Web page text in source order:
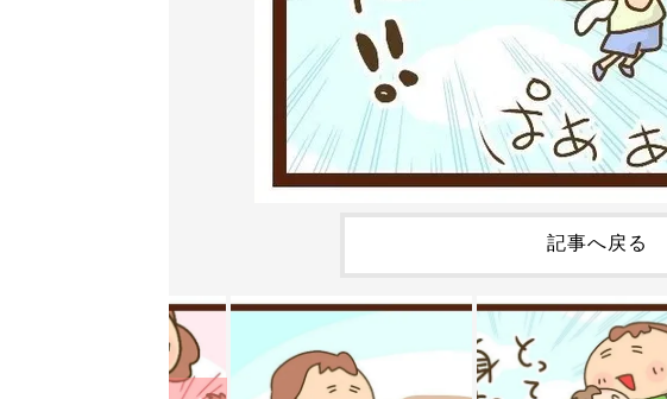
記事へ戻る